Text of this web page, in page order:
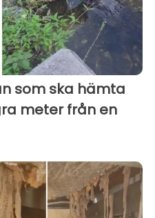
som ska hämta
meter från en